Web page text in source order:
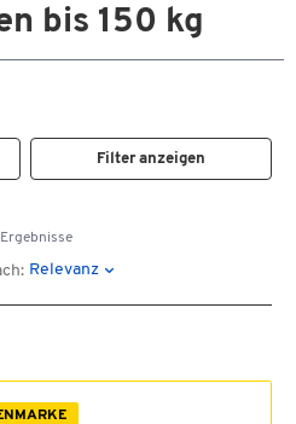
bis 150 kg
Filter anzeigen
Relevanz